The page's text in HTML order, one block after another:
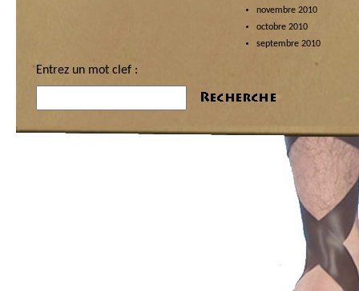
novembre 2010
octobre 2010
septembre 2010
Entrez un mot clef :